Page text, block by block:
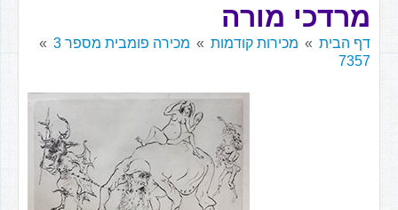
מרדכי מורה
דף הבית מכירות קודמות
מכירה פומבית מספר 3
7357